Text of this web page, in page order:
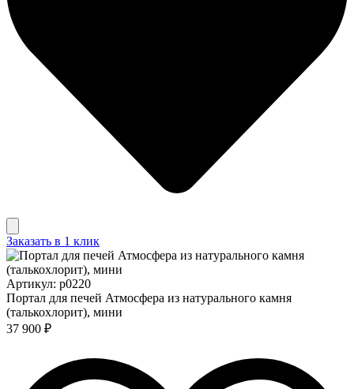
Заказать в 1 клик
Артикул: p0220
Портал для печей Атмосфера из натурального камня
(талькохлорит), мини
37 900 ₽